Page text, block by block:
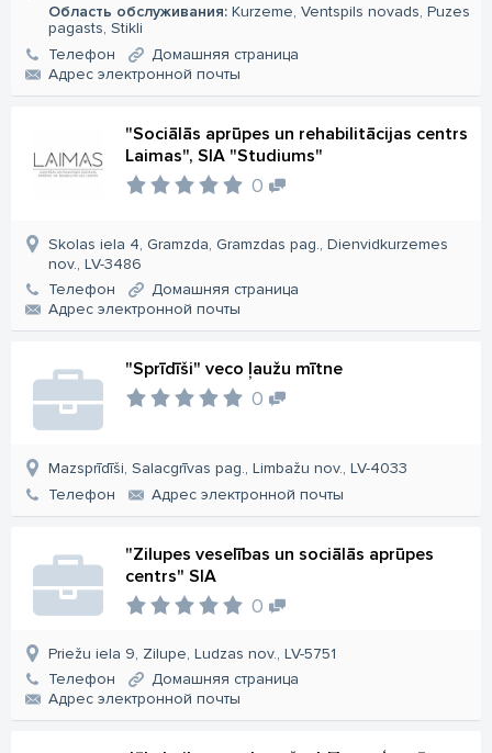
Область обслуживания: Kurzeme, Ventspils novads, Puzes
pagasts, Stikli
Телефон
Домашняя страница
Aдрес электронной почты
"Sociālās aprūpes un rehabilitācijas centrs
Laimas", SIA "Studiums"
0
Skolas iela 4, Gramzda, Gramzdas pag., Dienvidkurzemes
nov., LV-3486
Телефон
Домашняя страница
Aдрес электронной почты
"Sprīdīši" veco ļaužu mītne
0
Mazsprīdīši, Salacgrīvas pag., Limbažu nov., LV-4033
Телефон
Aдрес электронной почты
"Zilupes veselības un sociālās aprūpes
centrs" SIA
0
Priežu iela 9, Zilupe, Ludzas nov., LV-5751
Телефон
Домашняя страница
Aдрес электронной почты